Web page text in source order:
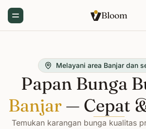
Toggle Menu Bloom
Melayani area Banjar dan
Papan Bunga
Banjar — Cepat
Temukan karangan bunga kualitas